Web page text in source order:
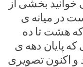
بخشی از
در میانه ی
۱۳۵۷ زمانی که هشت تا ده
پایان دهه ی
و اکنون تصویری